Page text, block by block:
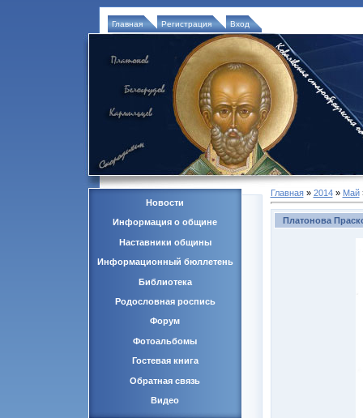
Главная Регистрация Вход
Новости
Информация о общине
Наставники общины
Информационный бюллетень
Библиотека
Родословная роспись
Форум
Фотоальбомы
Гостевая книга
Обратная связь
Видео
Главная» 2014 » Май
Платонова